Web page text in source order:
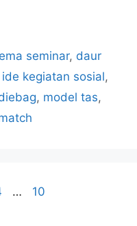
seminar, daur
ide kegiatan sosial,
, model tas,
… Halaman
10